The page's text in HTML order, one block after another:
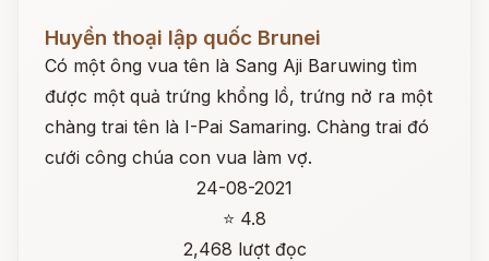
Đọc ngay
Huyền thoại lập quốc Brunei
Có một ông vua tên là Sang Aji Baruwing tìm
được một quả trứng khổng lồ, trứng nở ra một
chàng trai tên là I-Pai Samaring. Chàng trai đó
cưới công chúa con vua làm vợ.
24-08-2021
⭐ 4.8
2,468 lượt đọc